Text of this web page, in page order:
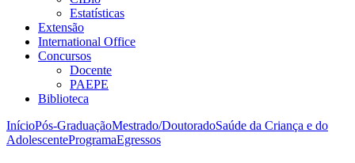
Estatísticas
Extensão
International Office
Concursos
Docente
PAEPE
Biblioteca
InícioPós-GraduaçãoMestrado/DoutoradoSaúde da Criança e do
AdolescenteProgramaEgressos